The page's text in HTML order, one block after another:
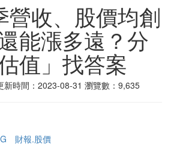
營收、股價均創
能漲多遠？分
值」找答案
時間：2023-08-31 瀏覽數：9,635
財報.股價